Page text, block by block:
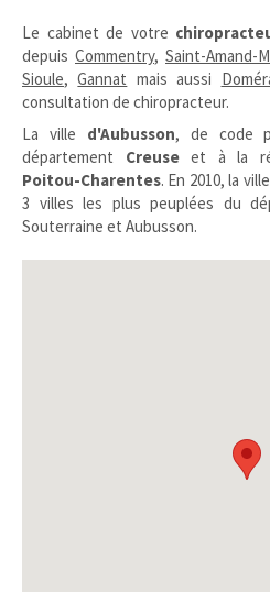
Le cabinet de votre
depuis Commentry, Saint-Amand-
Sioule,Gannat mais aussi
consultation de chiropracteur.
La ville d'Aubusson, de code
département Creuseet à la
Poitou-Charentes. En 2010, la
3 villes les plus peuplées du
Souterraine et Aubusson.